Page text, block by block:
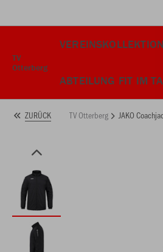
TV
Otterberg
VEREINSKOLLEKTION
ABTEILUNG FIT IM
ZURÜCK TV Otterberg JAKO